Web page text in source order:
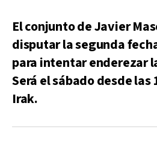
El conjunto de Javier
disputar la segunda
para intentar enderezar
Será el sábado desde las
Irak.